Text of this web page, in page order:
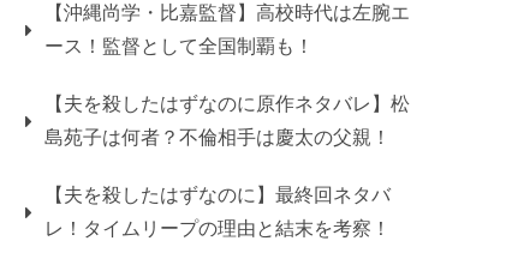
【沖縄尚学・比嘉監督】高校時代は左腕エ
ース！監督として全国制覇も！
【夫を殺したはずなのに原作ネタバレ】松
島苑子は何者？不倫相手は慶太の父親！
【夫を殺したはずなのに】最終回ネタバ
レ！タイムリープの理由と結末を考察！